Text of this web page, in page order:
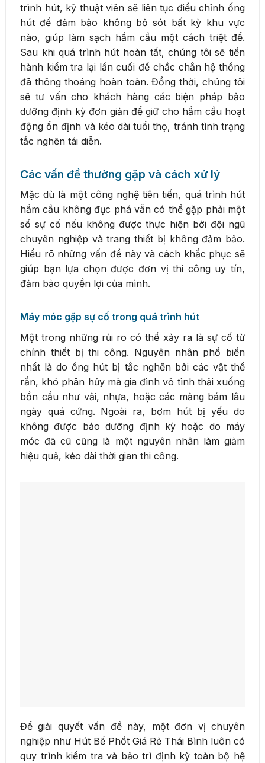
trình hút, kỹ thuật viên sẽ liên tục điều chỉnh ống
hút để đảm bảo không bỏ sót bất kỳ khu vực
nào, giúp làm sạch hầm cầu một cách triệt để.
Sau khi quá trình hút hoàn tất, chúng tôi sẽ tiến
hành kiểm tra lại lần cuối để chắc chắn hệ thống
đã thông thoáng hoàn toàn. Đồng thời, chúng tôi
sẽ tư vấn cho khách hàng các biện pháp bảo
dưỡng định kỳ đơn giản để giữ cho hầm cầu hoạt
động ổn định và kéo dài tuổi thọ, tránh tình trạng
tắc nghẽn tái diễn.
Các vấn đề thường gặp và cách xử lý
Mặc dù là một công nghệ tiên tiến, quá trình hút
hầm cầu không đục phá vẫn có thể gặp phải một
số sự cố nếu không được thực hiện bởi đội ngũ
chuyên nghiệp và trang thiết bị không đảm bảo.
Hiểu rõ những vấn đề này và cách khắc phục sẽ
giúp bạn lựa chọn được đơn vị thi công uy tín,
đảm bảo quyền lợi của mình.
Máy móc gặp sự cố trong quá trình hút
Một trong những rủi ro có thể xảy ra là sự cố từ
chính thiết bị thi công. Nguyên nhân phổ biến
nhất là do ống hút bị tắc nghẽn bởi các vật thể
rắn, khó phân hủy mà gia đình vô tình thải xuống
bồn cầu như vải, nhựa, hoặc các mảng bám lâu
ngày quá cứng. Ngoài ra, bơm hút bị yếu do
không được bảo dưỡng định kỳ hoặc do máy
móc đã cũ cũng là một nguyên nhân làm giảm
hiệu quả, kéo dài thời gian thi công.
Để giải quyết vấn đề này, một đơn vị chuyên
nghiệp như Hút Bể Phốt Giá Rẻ Thái Bình luôn có
quy trình kiểm tra và bảo trì định kỳ toàn bộ hệ